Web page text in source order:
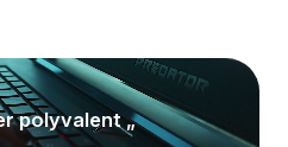
polyvalent „